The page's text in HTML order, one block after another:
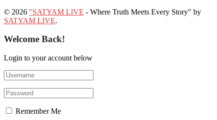
© 2026 "SATYAM LIVE - Where Truth Meets Every Story" by
SATYAM LIVE.
Welcome Back!
Login to your account below
Remember Me